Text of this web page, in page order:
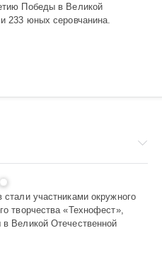
Победы в Великой
233 юных серовчанина.
участниками окружного
творчества «Технофест»,
Великой Отечественной